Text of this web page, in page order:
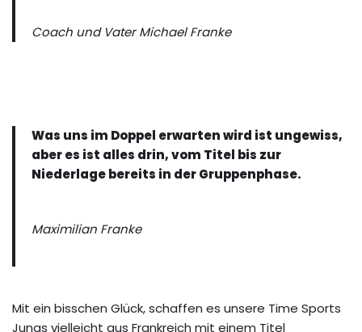
Coach und Vater Michael Franke
Was uns im Doppel erwarten wird ist ungewiss,
aber es ist alles drin, vom Titel bis zur
Niederlage bereits in der Gruppenphase.
Maximilian Franke
Mit ein bisschen Glück, schaffen es unsere Time Sports
Jungs vielleicht aus Frankreich mit einem Titel